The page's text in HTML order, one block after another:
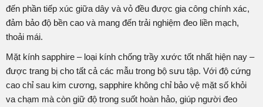
đến phần tiếp xúc giữa dây và vỏ đều được gia công chính xác,
đảm bảo độ bền cao và mang đến trải nghiệm đeo liền mạch,
thoải mái.
Mặt kính sapphire – loại kính chống trầy xước tốt nhất hiện nay –
được trang bị cho tất cả các mẫu trong bộ sưu tập. Với độ cứng
cao chỉ sau kim cương, sapphire không chỉ bảo vệ mặt số khỏi
va chạm mà còn giữ độ trong suốt hoàn hảo, giúp người đeo